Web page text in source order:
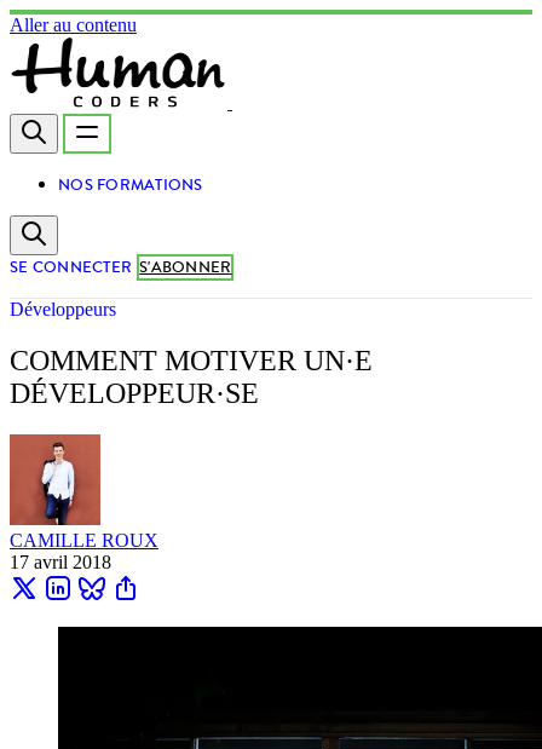
Aller au contenu
NOS FORMATIONS
SE CONNECTER S'ABONNER
Développeurs
COMMENT MOTIVER UN·E
DÉVELOPPEUR·SE
CAMILLE ROUX
17 avril 2018